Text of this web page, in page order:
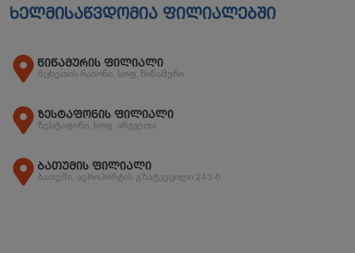
ხელმისაწვდომია ფილიალებში
წიწამურის ფილიალი
მცხეთის რაიონი, სოფ. წიწამური
ზესტაფონის ფილიალი
ზესტაფონი, სოფ. არგვეთა
ბათუმის ფილიალი
ბათუმი, აეროპორტის გზატკეცილი 243 ბ